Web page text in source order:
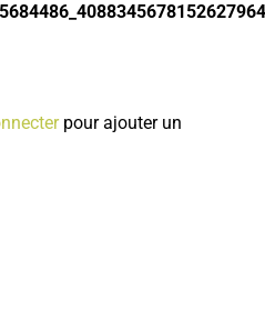
pour ajouter un